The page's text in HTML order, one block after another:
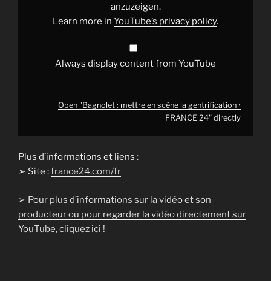
anzuzeigen.
Learn more in YouTube’s privacy policy.
Always display content from YouTube
Open "Bagnolet : mettre en scène la gentrification •
FRANCE 24" directly
Plus d’informations et liens :
➢ Site :france24.com/fr
➢ Pour plus d’informations sur la vidéo et son
producteur ou pour regarder la vidéo directement sur
YouTube, cliquez ici !